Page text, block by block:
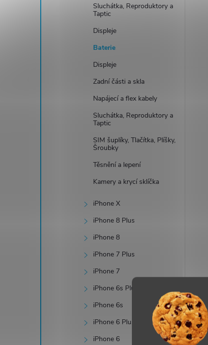
Sluchátka, Reproduktory a
Taptic
Displeje
Baterie
Displeje
Zadní části a skla
Napájecí a flex kabely
Sluchátka, Reproduktory a
Taptic
SIM šuplíky, Tlačítka, Plíšky,
Šroubky
Těsnění a lepení
Kamery a krycí sklíčka
iPhone X
iPhone 8 Plus
iPhone 8
iPhone 7 Plus
iPhone 7
iPhone 6s Plus
iPhone 6s
iPhone 6 Plus
iPhone 6